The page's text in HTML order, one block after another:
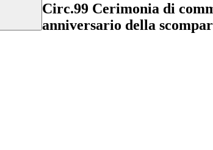
Circ.99 Cerimonia di
anniversario della